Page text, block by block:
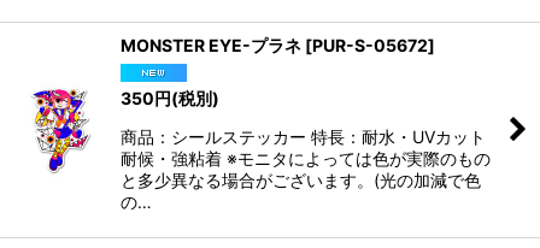
MONSTER EYE-プラネ [PUR-S-05672]
350円(税別)
商品：シールステッカー 特長：耐水・UVカット
耐候・強粘着 ※モニタによっては色が実際のもの
と多少異なる場合がございます。(光の加減で色
の…